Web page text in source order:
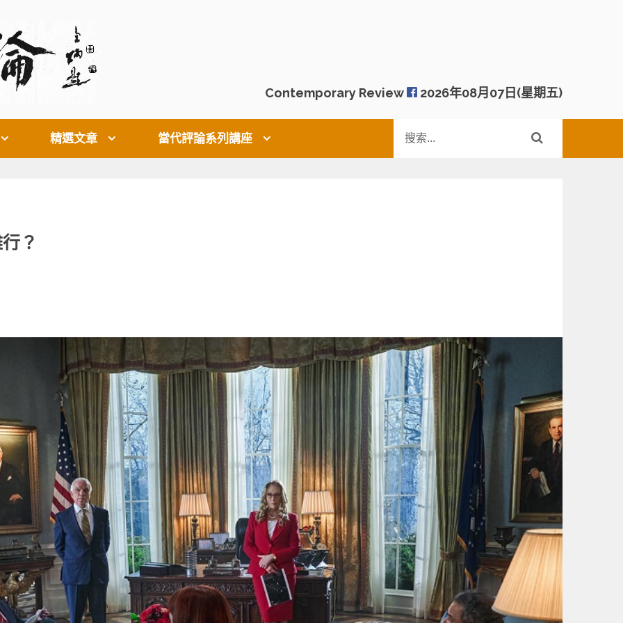
Contemporary Review 2026年08月07日(星期五)
精選文章 當代評論系列講座
？